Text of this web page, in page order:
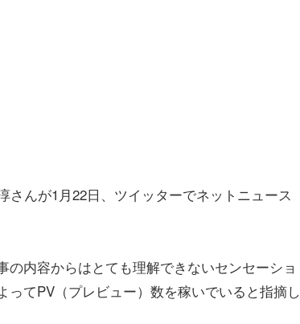
んが1月22日、ツイッターでネットニュース
内容からはとても理解できないセンセーショ
てPV（プレビュー）数を稼いでいると指摘し